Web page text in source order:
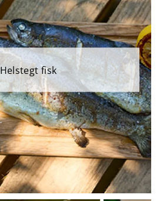
Helstegt fisk